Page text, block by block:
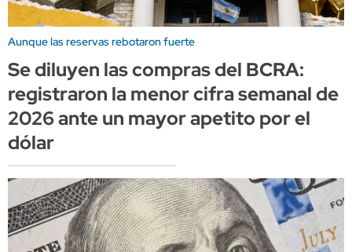
Aunque las reservas rebotaron fuerte
Se diluyen las compras del BCRA:
registraron la menor cifra semanal de
2026 ante un mayor apetito por el
dólar